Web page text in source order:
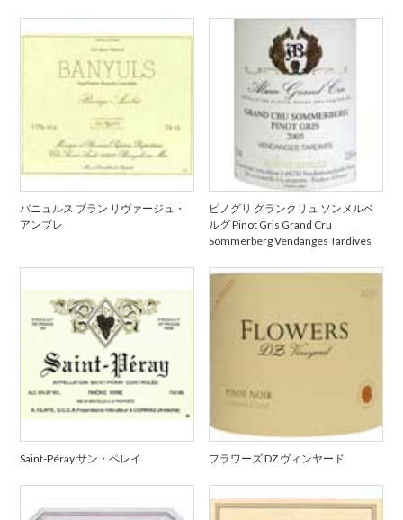
バニュルス ブラン リヴァージュ・
アンブレ
ピノグリ グランクリュ ソンメルベ
ルグ Pinot Gris Grand Cru
Sommerberg Vendanges Tardives
Saint-Péray サン・ペレイ フラワーズ DZ ヴィンヤード